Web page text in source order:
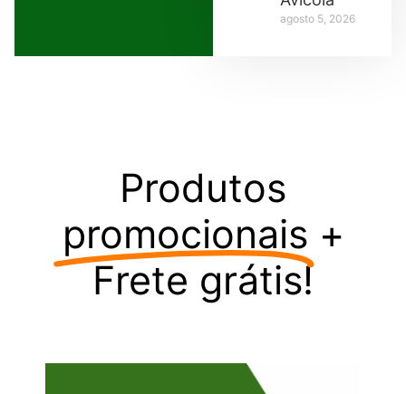
agosto 5, 2026
Produtos
promocionais +
Frete grátis!